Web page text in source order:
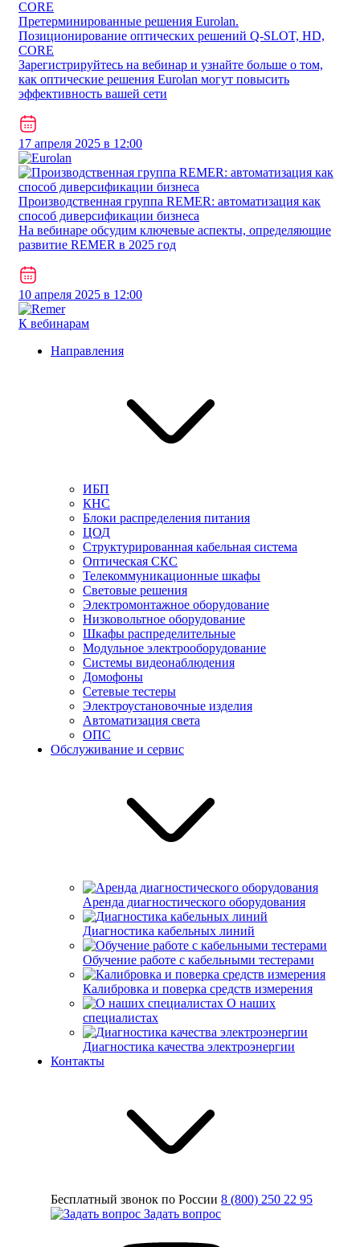
Претерминированные решения Eurolan.
Позиционирование оптических решений Q-SLOT, HD,
CORE
Зарегистрируйтесь на вебинар и узнайте больше о том,
как оптические решения Eurolan могут повысить
эффективность вашей сети
17 апреля 2025 в 12:00
Производственная группа REMER: автоматизация как
способ диверсификации бизнеса
На вебинаре обсудим ключевые аспекты, определяющие
развитие REMER в 2025 год
10 апреля 2025 в 12:00
К вебинарам
Направления
ИБП
КНС
Блоки распределения питания
ЦОД
Структурированная кабельная система
Оптическая СКС
Телекоммуникационные шкафы
Световые решения
Электромонтажное оборудование
Низковольтное оборудование
Шкафы распределительные
Модульное электрооборудование
Системы видеонаблюдения
Домофоны
Сетевые тестеры
Электроустановочные изделия
Автоматизация света
ОПС
Обслуживание и сервис
Аренда диагностического оборудования
Диагностика кабельных линий
Обучение работе с кабельными тестерами
Калибровка и поверка средств измерения
О наших
специалистах
Диагностика качества электроэнергии
Контакты
Бесплатный звонок по России 8 (800) 250 22 95
Задать вопрос